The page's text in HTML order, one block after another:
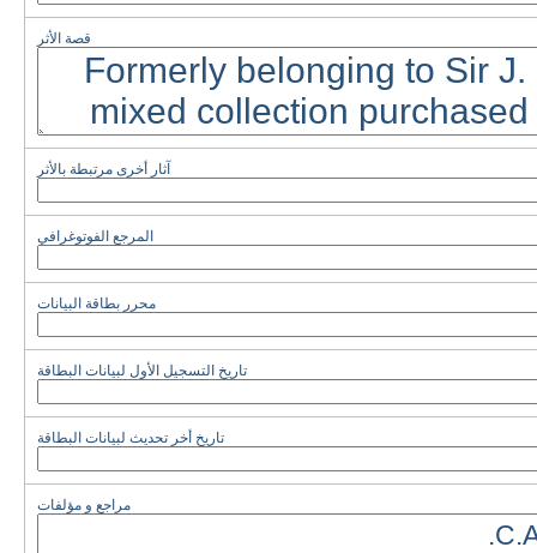
قصة الأثر
آثار أخرى مرتبطة بالأثر
المرجع الفوتوغرافي
محرر بطاقة البيانات
تاريخ التسجيل الأول لبيانات البطاقة
تاريخ أخر تحديث لبيانات البطاقة
مراجع و مؤلفات